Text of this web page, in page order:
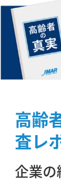
高齢
査レ
企業